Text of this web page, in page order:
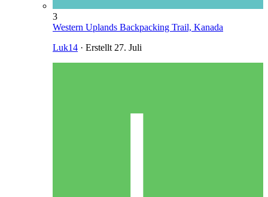
3
Western Uplands Backpacking Trail, Kanada
Luk14 · Erstellt 27. Juli